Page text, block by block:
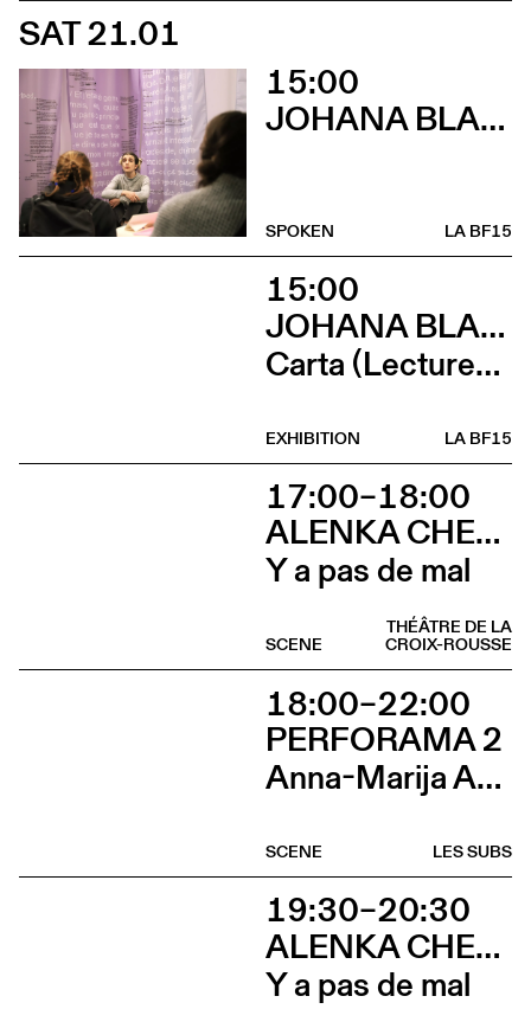
SAT 21.01
15:00
JOHANA BLANC
LA BF15
SPOKEN
15:00
JOHANA BLANC ET SIMONE HOLLIGER
Carta (Lectures, micro-éditions, douceurs et lancement de Wages For / Wages Agains avec Ramaya Tegegne et Tiphanie Blanc)
LA BF15
EXHIBITION
17:00–18:00
ALENKA CHENUZ & AMÉLIE VIDON
Y a pas de mal
THÉÂTRE DE LA
CROIX-ROUSSE
SCENE
18:00–22:00
PERFORAMA 2
Anna-Marija Adomaityte & Gautier Teuscher, Marc Oosterhoff, Catol Teixeira, Ouinch Ouinch
LES SUBS
SCENE
19:30–20:30
ALENKA CHENUZ & AMÉLIE VIDON
Y a pas de mal